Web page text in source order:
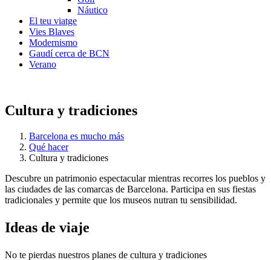
Náutico
El teu viatge
Vies Blaves
Modernismo
Gaudí cerca de BCN
Verano
Cultura y tradiciones
Barcelona es mucho más
Qué hacer
Cultura y tradiciones
Descubre un patrimonio espectacular mientras recorres los pueblos y
las ciudades de las comarcas de Barcelona. Participa en sus fiestas
tradicionales y permite que los museos nutran tu sensibilidad.
Ideas de viaje
No te pierdas nuestros planes de cultura y tradiciones